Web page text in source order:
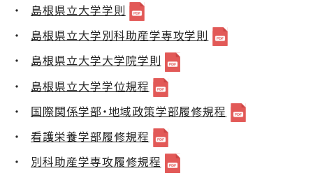
島根県立大学学則
島根県立大学別科助産学専攻学則
島根県立大学大学院学則
島根県立大学学位規程
国際関係学部・地域政策学部履修規程
看護栄養学部履修規程
別科助産学専攻履修規程